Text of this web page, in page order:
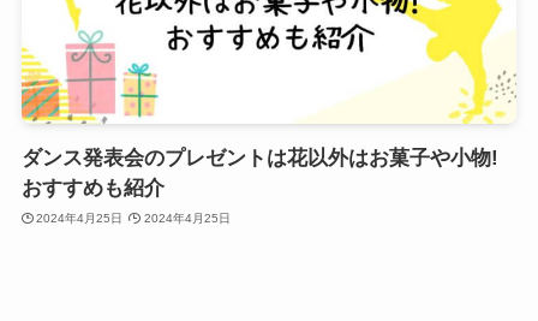
ダンス発表会のプレゼントは花以外はお菓子や小物!
おすすめも紹介
2024年4月25日 2024年4月25日